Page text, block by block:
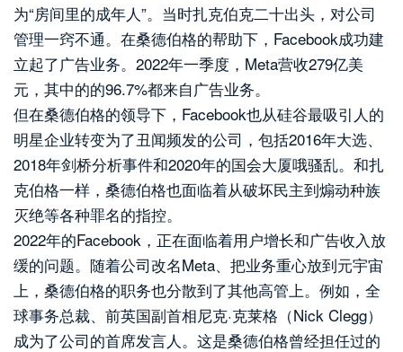
为“房间里的成年人”。当时扎克伯克二十出头，对公司
管理一窍不通。在桑德伯格的帮助下，Facebook成功建
立起了广告业务。2022年一季度，Meta营收279亿美
元，其中的的96.7%都来自广告业务。
但在桑德伯格的领导下，Facebook也从硅谷最吸引人的
明星企业转变为了丑闻频发的公司，包括2016年大选、
2018年剑桥分析事件和2020年的国会大厦哦骚乱。和扎
克伯格一样，桑德伯格也面临着从破坏民主到煽动种族
灭绝等各种罪名的指控。
2022年的Facebook，正在面临着用户增长和广告收入放
缓的问题。随着公司改名Meta、把业务重心放到元宇宙
上，桑德伯格的职务也分散到了其他高管上。例如，全
球事务总裁、前英国副首相尼克·克莱格（Nick Clegg）
成为了公司的首席发言人。这是桑德伯格曾经担任过的